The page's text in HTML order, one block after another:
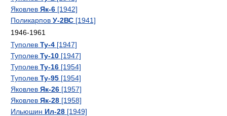
Яковлев Як-6 [1942]
Поликарпов У-2ВС [1941]
1946-1961
Туполев Ту-4 [1947]
Туполев Ту-10 [1947]
Туполев Ту-16 [1954]
Туполев Ту-95 [1954]
Яковлев Як-26 [1957]
Яковлев Як-28 [1958]
Ильюшин Ил-28 [1949]